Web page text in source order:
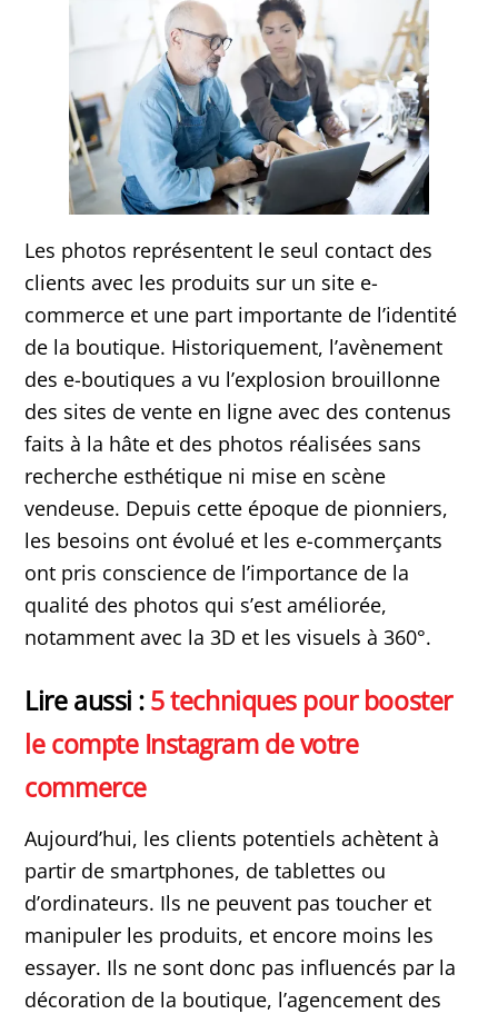
Les photos représentent le seul contact des
clients avec les produits sur un site e-
commerce et une part importante de l’identité
de la boutique. Historiquement, l’avènement
des e-boutiques a vu l’explosion brouillonne
des sites de vente en ligne avec des contenus
faits à la hâte et des photos réalisées sans
recherche esthétique ni mise en scène
vendeuse. Depuis cette époque de pionniers,
les besoins ont évolué et les e-commerçants
ont pris conscience de l’importance de la
qualité des photos qui s’est améliorée,
notamment avec la 3D et les visuels à 360°.
Lire aussi :5 techniques pour booster
le compte Instagram de votre
commerce
Aujourd’hui, les clients potentiels achètent à
partir de smartphones, de tablettes ou
d’ordinateurs. Ils ne peuvent pas toucher et
manipuler les produits, et encore moins les
essayer. Ils ne sont donc pas influencés par la
décoration de la boutique, l’agencement des